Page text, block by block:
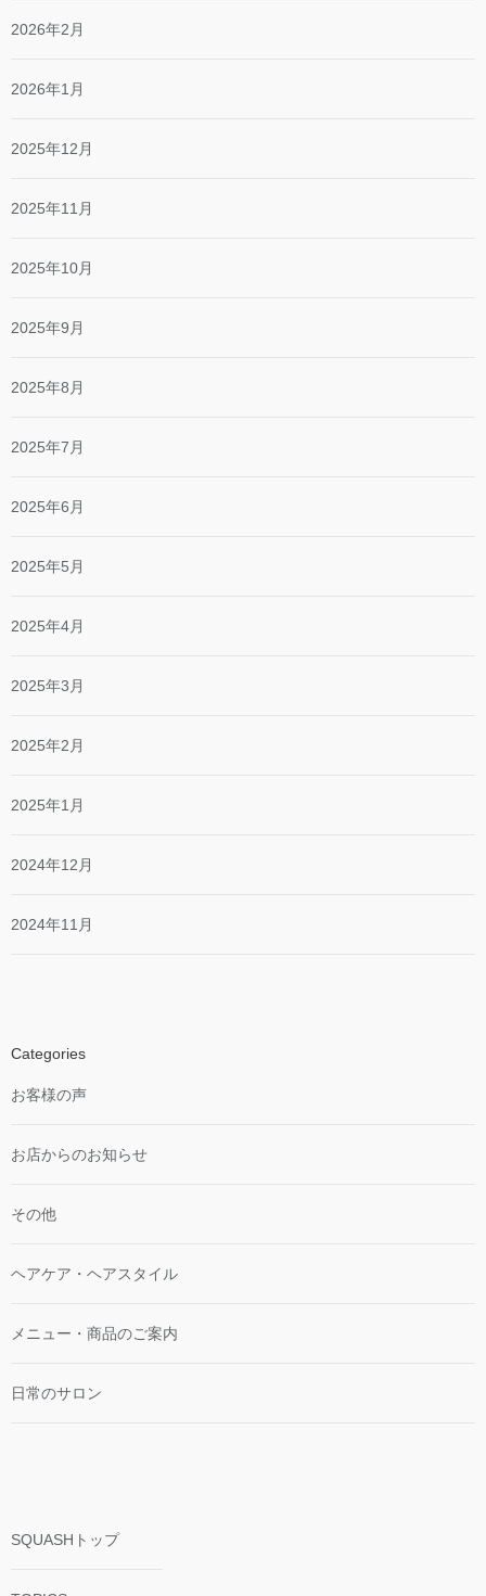
2026年2月
2026年1月
2025年12月
2025年11月
2025年10月
2025年9月
2025年8月
2025年7月
2025年6月
2025年5月
2025年4月
2025年3月
2025年2月
2025年1月
2024年12月
2024年11月
Categories
お客様の声
お店からのお知らせ
その他
ヘアケア・ヘアスタイル
メニュー・商品のご案内
日常のサロン
SQUASHトップ